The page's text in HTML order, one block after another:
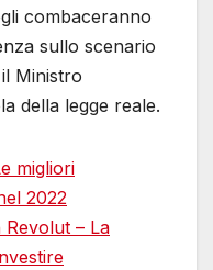
combaceranno
sullo scenario
Ministro
della legge reale.
migliori
2022
– La